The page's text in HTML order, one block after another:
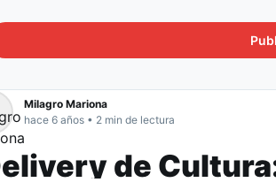
Milagro Mariona
hace 6 años • 2 min de lectura
de